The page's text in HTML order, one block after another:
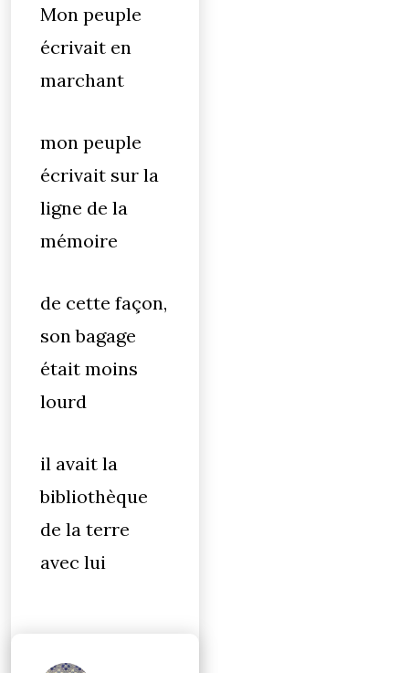
Mon peuple
écrivait en
marchant
mon peuple
écrivait sur la
ligne de la
mémoire
de cette façon,
son bagage
était moins
lourd
il avait la
bibliothèque
de la terre
avec lui